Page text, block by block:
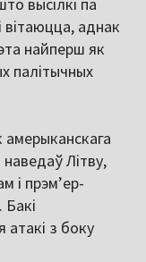
высілкі па
вітаюцца, аднак
найперш як
палітычных
амерыканскага
Літву,
і прэм’ер-
. Бакі
атакі з боку